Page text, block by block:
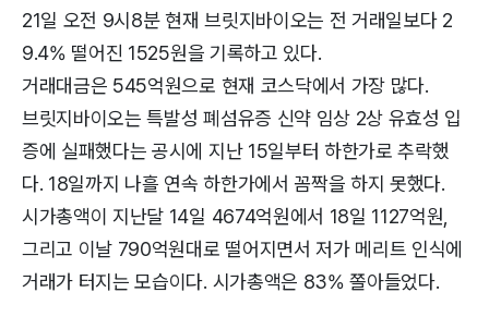
21일 오전 9시8분 현재 브릿지바이오는 전 거래일보다 2
9.4% 떨어진 1525원을 기록하고 있다.
거래대금은 545억원으로 현재 코스닥에서 가장 많다.
브릿지바이오는 특발성 폐섬유증 신약 임상 2상 유효성 입
증에 실패했다는 공시에 지난 15일부터 하한가로 추락했
다. 18일까지 나흘 연속 하한가에서 꼼짝을 하지 못했다.
시가총액이 지난달 14일 4674억원에서 18일 1127억원,
그리고 이날 790억원대로 떨어지면서 저가 메리트 인식에
거래가 터지는 모습이다. 시가총액은 83% 쫄아들었다.